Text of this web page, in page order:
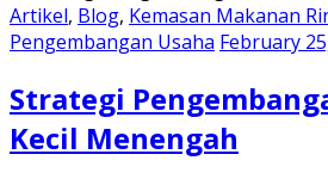
Artikel, Blog, Kemasan Makanan
Pengembangan Usaha February
Strategi
Kecil Menengah